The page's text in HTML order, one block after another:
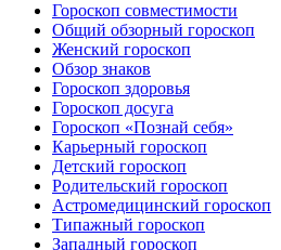
Гороскоп совместимости
Общий обзорный гороскоп
Женский гороскоп
Обзор знаков
Гороскоп здоровья
Гороскоп досуга
Гороскоп «Познай себя»
Карьерный гороскоп
Детский гороскоп
Родительский гороскоп
Астромедицинский гороскоп
Типажный гороскоп
Западный гороскоп